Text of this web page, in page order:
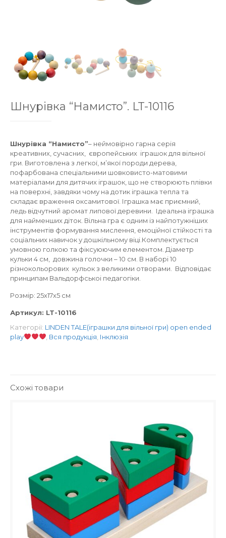
Шнурівка “Намисто”. LT-10116
Шнурівка “Намисто”– неймовірно гарна серія
креативних, cучасних, європейських іграшок для вільної
гри. Виготовлена з легкої, м’якої породи дерева,
пофарбована спеціальними шовковисто-матовими
матеріалами для дитячих іграшок, що не створюють плівки
на поверхні, завдяки чому на дотик іграшка тепла та
складає враження оксамитової. Іграшка має приємний,
ледь відчутний аромат липової деревини. Ідеальна іграшка
для найменших діток. Вільна гра є одним із найпотужніших
інструментів формування мислення, емоційної стійкості та
соціальних навичок у дошкільному віці.Комплектується
умовною голкою та фіксуюючим елементом. Діаметр
кульки 4 см, довжина голочки – 10 см. В наборі 10
різнокольорових кульок з великими отворами. Відповідає
принципам Вальдорфськоі педагогіки.
Розмір: 25х17х5 см
Артикул: LT-10116
Категорії: LINDEN TALE(іграшки для вільної гри) open ended
play
Вся продукція Інклюзія
Схожі товари